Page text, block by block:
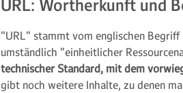
URL: Wortherkunft und
"URL" stammt vom englischen Begriff
umständlich "einheitlicher
technischer Standard, mit dem
gibt noch weitere Inhalte, zu denen